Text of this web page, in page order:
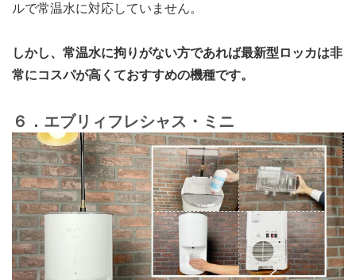
ルで常温水に対応していません。
しかし、常温水に拘りがない方であれば最新型ロッカは非
常にコスパが高くておすすめの機種です。
６．エブリィフレシャス・ミニ